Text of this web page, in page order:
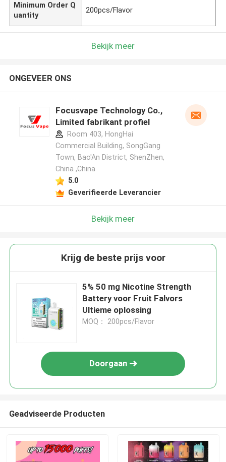
Minimum Order Q
uantity
200pcs/Flavor
Bekijk meer
ONGEVEER ONS
Focusvape Technology Co.,
Limited fabrikant profiel
Room 403, HongHai
Commercial Building, SongGang
Town, Bao'An District, ShenZhen,
China ,China
5.0
Geverifieerde Leverancier
Bekijk meer
Krijg de beste prijs voor
5% 50 mg Nicotine Strength
Battery voor Fruit Falvors
Ultieme oplossing
MOQ： 200pcs/Flavor
Doorgaan
Geadviseerde Producten